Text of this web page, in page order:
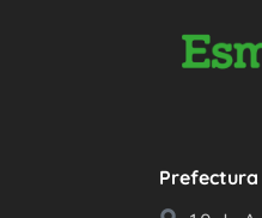
Prefectura